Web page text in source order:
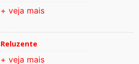
+ veja mais
Reluzente
+ veja mais